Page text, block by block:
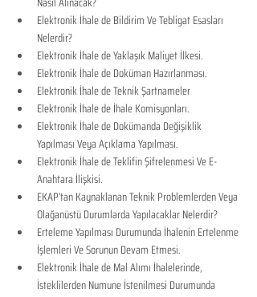
Elektronik İhale de Bildirim Ve Tebligat Esasları
Nelerdir?
Elektronik İhale de Yaklaşık Maliyet İlkesi.
Elektronik İhale de Doküman Hazırlanması.
Elektronik İhale de Teknik Şartnameler
Elektronik İhale de İhale Komisyonları.
Elektronik İhale de Dokümanda Değişiklik
Yapılması Veya Açıklama Yapılması.
Elektronik İhale de Teklifin Şifrelenmesi Ve E-
Anahtara İlişkisi.
EKAP’tan Kaynaklanan Teknik Problemlerden Veya
Olağanüstü Durumlarda Yapılacaklar Nelerdir?
Erteleme Yapılması Durumunda İhalenin Ertelenme
İşlemleri Ve Sorunun Devam Etmesi.
Elektronik İhale de Mal Alımı İhalelerinde,
İsteklilerden Numune İstenilmesi Durumunda